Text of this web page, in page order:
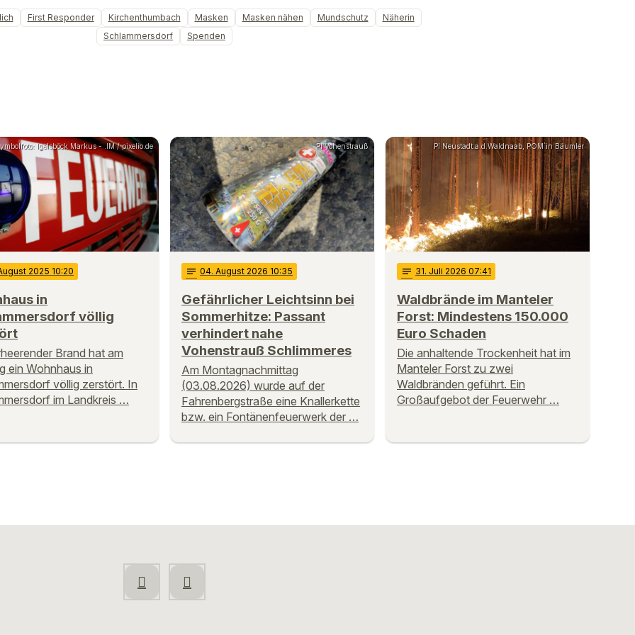
First Responder Kirchenthumbach Masken Masken nähen Mundschutz
Näherin
Schlammersdorf
Spenden
Igelsböck Markus - .IM / pixelio.de
2025 10:20
in
völlig
Brand hat am
ein Wohnhaus in
völlig zerstört. In
im Landkreis …
PI Vohenstrauß
notes 04. August 2026 10:35
Gefährlicher Leichtsinn bei
Sommerhitze: Passant
verhindert nahe
Vohenstrauß Schlimmeres
Am Montagnachmittag
(03.08.2026) wurde auf der
Fahrenbergstraße eine Knallerkette
bzw. ein Fontänenfeuerwerk der …
PI Neustadt a.d.Waldnaab, POM`in Bäumler
notes 31. Juli 2026 07:41
Waldbrände im Manteler
Forst: Mindestens 150.000
Euro Schaden
Die anhaltende Trockenheit hat im
Manteler Forst zu zwei
Waldbränden geführt. Ein
Großaufgebot der Feuerwehr …